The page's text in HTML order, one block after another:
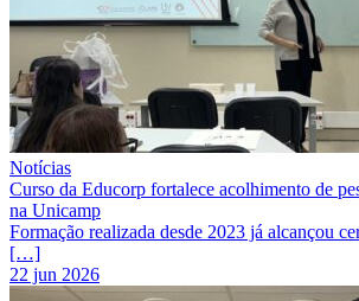
Notícias
Curso da Educorp fortalece acolhimento de
na Unicamp
Formação realizada desde 2023 já alcançou
[…]
22 jun 2026